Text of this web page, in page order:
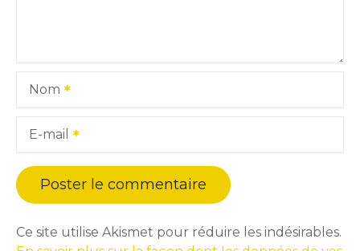
Nom
E-mail
Ce site utilise Akismet pour réduire les indésirables.